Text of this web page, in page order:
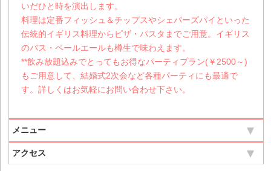
いだひと時を演出します。
料理は定番フィッシュ＆チップスやシェパーズパイといった
伝統的イギリス料理からピザ・パスタまでご用意。イギリス
のバス・ペールエールも樽生で味わえます。
**飲み放題込みでとってもお得なパーティプラン(￥2500～)
もご用意して、結婚式2次会など各種パーティにも最適で
す。詳しくはお気軽にお問い合わせ下さい。
メニュー
アクセス